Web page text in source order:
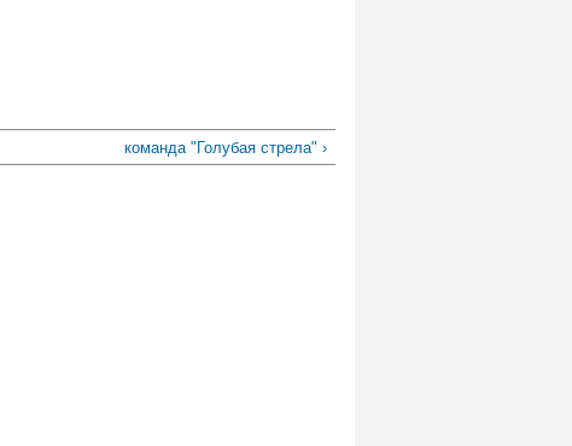
команда "Голубая стрела" ›